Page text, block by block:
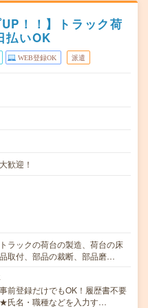
！！】トラック荷
払いOK
WEB登録OK 派遣
歓迎！
ラックの荷台の製造、荷台の床
取付、部品の裁断、部品磨…
前登録だけでもOK！履歴書不要
氏名・職種などを入力す…